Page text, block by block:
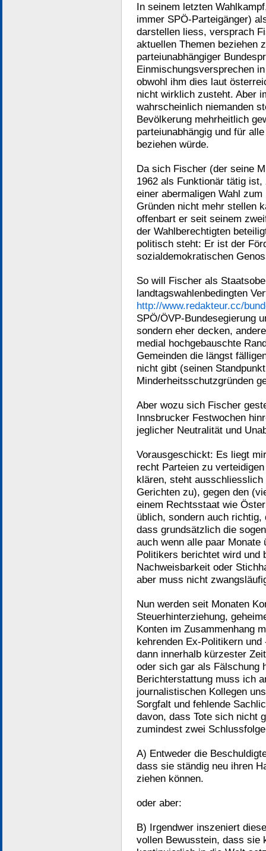
In seinem letzten
immer SPÖ-Parteigänger)
darstellen liess, versprach
aktuellen Themen beziehen
parteiunabhängiger
Einmischungsversprechen
obwohl ihm dies laut
nicht wirklich zusteht. Aber
wahrscheinlich niemanden
Bevölkerung mehrheitlich
parteiunabhängig und für
beziehen würde.
Da sich Fischer (der seine
1962 als Funktionär tätig
einer abermaligen Wahl
Gründen nicht mehr stellen
offenbart er seit seinem
der Wahlberechtigten
politisch steht: Er ist der
sozialdemokratischen
So will Fischer als
landtagswahlenbedingten
http://www.redakteur.cc/
SPÖ/ÖVP-Bundesegierung
sondern eher decken,
medial hochgebauschte
Gemeinden die längst
nicht gibt (seinen
Minderheitsschutzgründen
Aber wozu sich Fischer
Innsbrucker Festwochen
jeglicher Neutralität und
Vorausgeschickt: Es liegt
recht Parteien zu
klären, steht ausschliesslich
Gerichten zu), gegen den
einem Rechtsstaat wie
üblich, sondern auch
dass grundsätzlich die
auch wenn alle paar
Politikers berichtet wird und
Nachweisbarkeit oder
aber muss nicht
Nun werden seit Monaten
Steuerhinterziehung,
Konten im Zusammenhang
kehrenden Ex-Politikern
dann innerhalb kürzester
oder sich gar als Fälschung
Berichterstattung muss ich
journalistischen Kollegen
Sorgfalt und fehlende
davon, dass Tote sich nicht
zumindest zwei
A) Entweder die
dass sie ständig neu ihren
ziehen können.
oder aber:
B) Irgendwer inszeniert
vollen Bewusstein, dass sie